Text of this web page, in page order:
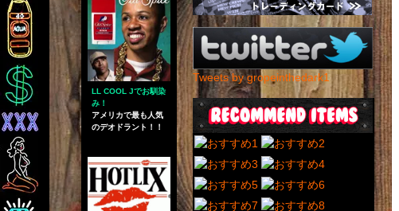
LL COOL Jでお馴染
み！
アメリカで最も人気
のデオドラント！！
Tweets by gropeinthedark1